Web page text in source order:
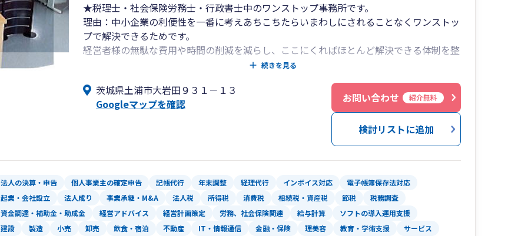
★税理士・社会保険労務士・行政書士中のワンストップ事務所です。
理由：中小企業の利便性を一番に考えあちこちたらいまわしにされることなくワンストッ
プで解決できるためです。
経営者様の無駄な費用や時間の削減を減らし、ここにくればほとんど解決できる体制を整
えています。 司法書士、弁護士とは連携体制をひいております。 公認会計士の先生に
★税務調査の心配のない会計推進事務所
作業はスタッフにお任せしている部分もあるのですが基本的に税理士の直接対応です。
他の士業では無資格者による相談対応がないことを考慮しても契約している税理士と相談
高いお寿司を寿司職人に頼んだところ見習いが握ってきた寿司しかでないようなケースと
同じような感覚になりかねません。
担当がコロコロ変わる。税金会計以外の質問に答えられないという不満を持たせないため
です。
税務調査、社保調査、監督署調査には力を入れています。調査前調査調査後完全フォロー
続きを見る
茨城県土浦市大岩田９３１－１３
Googleマップを確認
お問い合わせ 紹介無料
検討リストに追加
法人の決算・申告 個人事業主の確定申告 記帳代行 年末調整 経理代行 インボイス対応
電子帳簿保存法対応
起業・会社設立
法人成り 事業承継・M&A 法人税 所得税 消費税 相続税・資産税 節税
税務調査
資金調達・補助金・助成金
経営アドバイス 経営計画策定 労務、社会保険関連 給与計算 ソフトの導入運用支援
建設 製造 小売 卸売 飲食・宿泊 不動産 IT・情報通信 金融・保険 理美容 教育・学術支援
サービス